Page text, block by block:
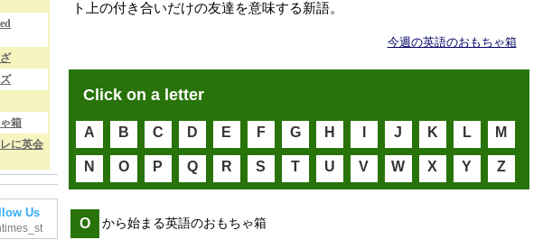
箱
に英会
Us
ト上の付き合いだけの友達を意味する新語。
今週の英語のおもちゃ箱
Click on a letter
A B C D E F G H J K L M
N O P Q R S T U V W X Y Z
O から始まる英語のおもちゃ箱